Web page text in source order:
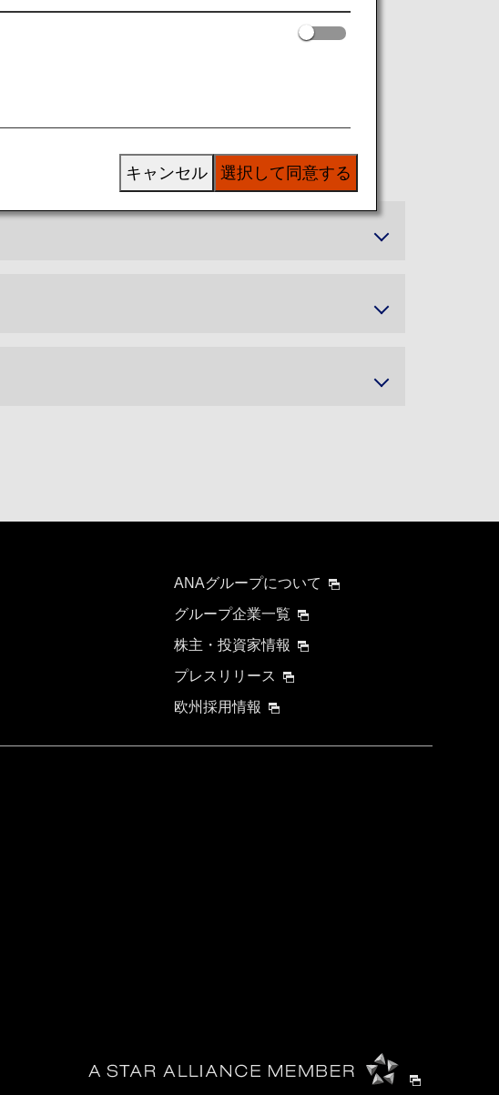
ANAグループについて
グループ企業一覧
株主・投資家情報
プレスリリース
欧州採用情報
選択して同意する
キャンセル